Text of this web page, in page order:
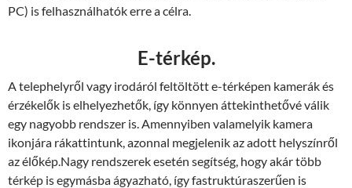
PC) is felhasználhatók erre a célra.
E-térkép.
A telephelyről vagy irodáról feltöltött e-térképen kamerák és
érzékelők is elhelyezhetők, így könnyen áttekinthetővé válik
egy nagyobb rendszer is. Amennyiben valamelyik kamera
ikonjára rákattintunk, azonnal megjelenik az adott helyszínről
az élőkép.Nagy rendszerek esetén segítség, hogy akár több
térkép is egymásba ágyazható, így fastruktúraszerűen is